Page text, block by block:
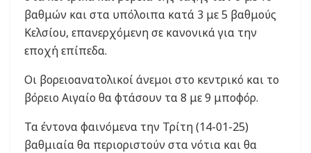
βαθμών και στα υπόλοιπα κατά 3 με 5 βαθμούς
Κελσίου, επανερχόμενη σε κανονικά για την
εποχή επίπεδα.
Οι βορειοανατολικοί άνεμοι στο κεντρικό και το
βόρειο Αιγαίο θα φτάσουν τα 8 με 9 μποφόρ.
Τα έντονα φαινόμενα την Τρίτη (14-01-25)
βαθμιαία θα περιοριστούν στα νότια και θα